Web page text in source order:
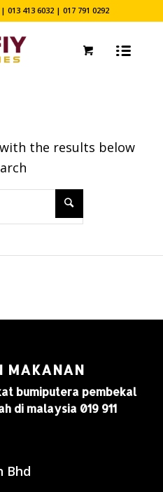
013 413 6032 | 017 791 0292
the results below
MAKANAN
bumiputera pembekal
di malaysia 019 911
Bhd